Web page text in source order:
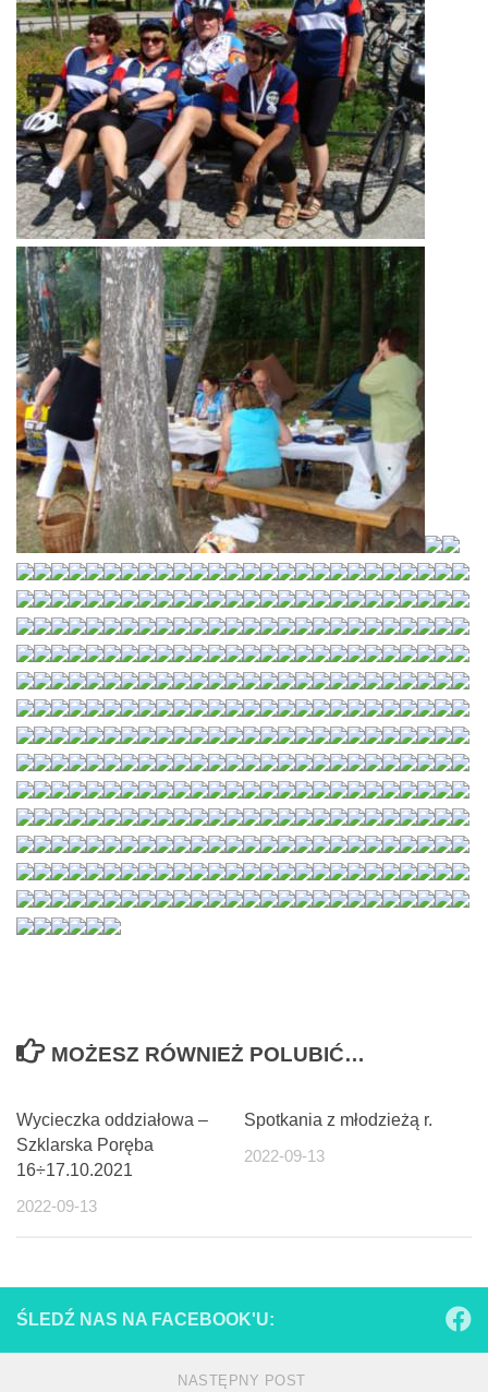
MOŻESZ RÓWNIEŻ POLUBIĆ…
Wycieczka oddziałowa –
Szklarska Poręba
16÷17.10.2021
2022-09-13
Spotkania z młodzieżą r.
2022-09-13
ŚLEDŹ NAS NA FACEBOOK'U:
NASTĘPNY POST